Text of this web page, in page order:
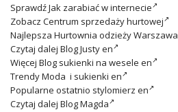
SprawdźJak zarabiać w internecie
Zobacz Centrum sprzedaży hurtowej
Najlepsza Hurtownia odzieży Warszawa
Czytaj dalej Blog Justy en
Więcej Blog sukienki na wesele en
TrendyModa i sukienki en
Popularne ostatnio stylomierz en
Czytaj dalej Blog Magda